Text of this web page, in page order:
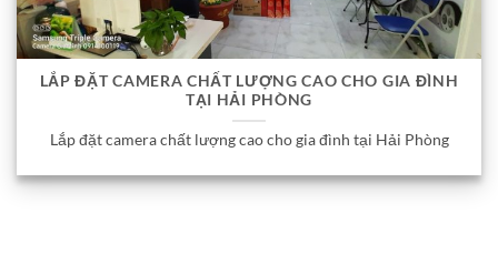
LẮP ĐẶT CAMERA CHẤT LƯỢNG CAO CHO GIA ĐÌNH
TẠI HẢI PHÒNG
Lắp đặt camera chất lượng cao cho gia đình tại Hải Phòng